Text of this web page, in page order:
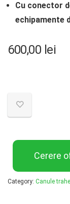
Cu conector
echipamente
600,00 lei
Cerere
Category: Canule